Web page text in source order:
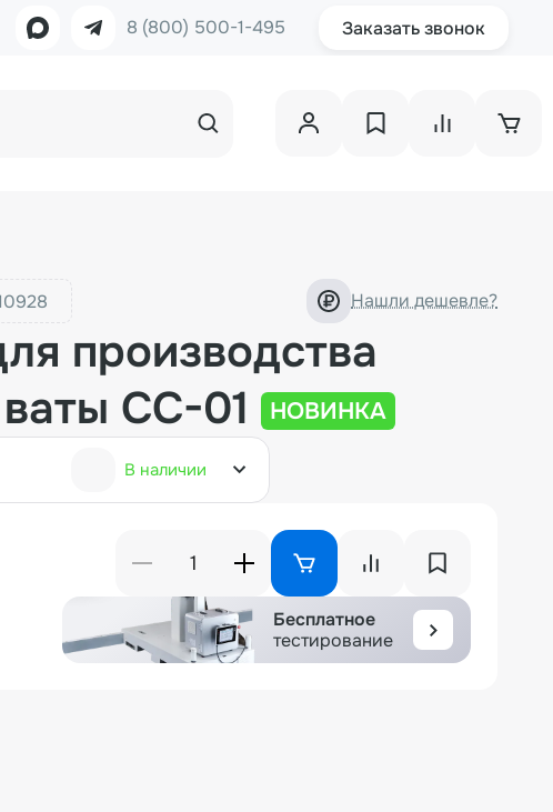
8 (800) 500-1-495 Заказать звонок
Нашли дешевле?
производства
CC-01
НОВИНКА
В наличии
Бесплатное
тестирование